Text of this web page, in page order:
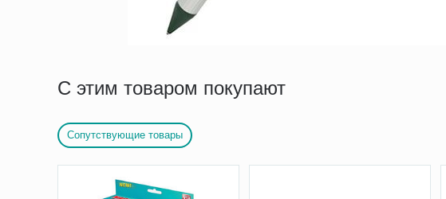
С этим товаром покупают
Сопутствующие товары